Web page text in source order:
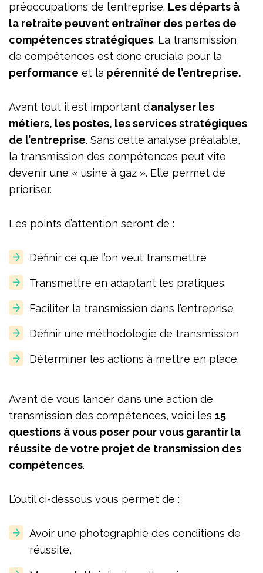
préoccupations de l’entreprise. Les départs à
la retraite peuvent entraîner des pertes de
compétences stratégiques. La transmission
de compétences est donc cruciale pour la
performance et la pérennité de l’entreprise.
Avant tout il est important d’analyser les
métiers, les postes, les services stratégiques
de l’entreprise. Sans cette analyse préalable,
la transmission des compétences peut vite
devenir une « usine à gaz ». Elle permet de
prioriser.
Les points d’attention seront de :
Définir ce que l’on veut transmettre
Transmettre en adaptant les pratiques
Faciliter la transmission dans l’entreprise
Définir une méthodologie de transmission
Déterminer les actions à mettre en place.
Avant de vous lancer dans une action de
transmission des compétences, voici les 15
questions à vous poser pour vous garantir la
réussite de votre projet de transmission des
compétences.
L’outil ci-dessous vous permet de :
Avoir une photographie des conditions de
réussite,